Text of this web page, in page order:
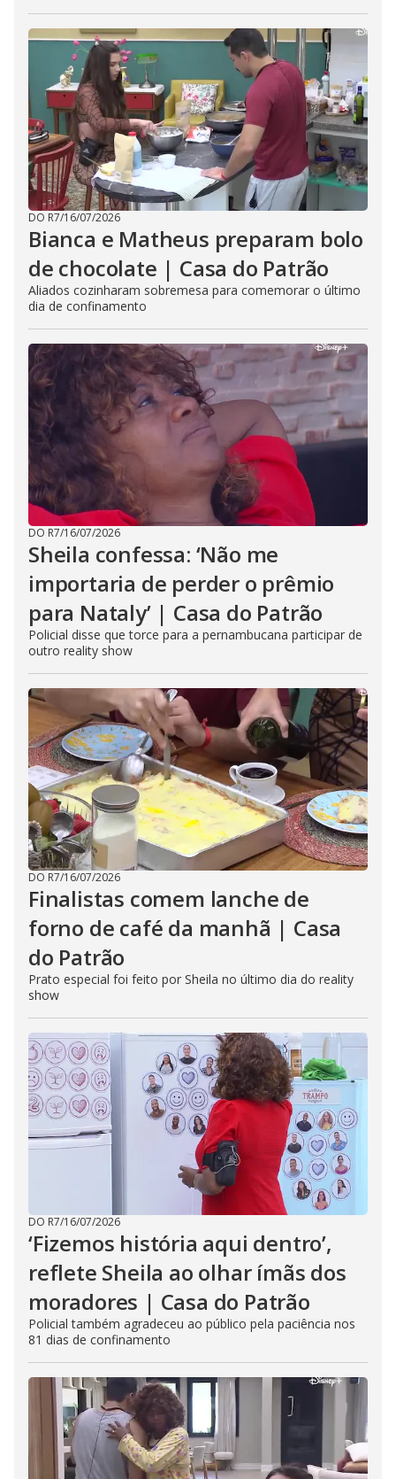
DO R7/16/07/2026
Bianca e Matheus preparam bolo
de chocolate | Casa do Patrão
Aliados cozinharam sobremesa para comemorar o último
dia de confinamento
DO R7/16/07/2026
Sheila confessa: ‘Não me
importaria de perder o prêmio
para Nataly’ | Casa do Patrão
Policial disse que torce para a pernambucana participar de
outro reality show
DO R7/16/07/2026
Finalistas comem lanche de
forno de café da manhã | Casa
do Patrão
Prato especial foi feito por Sheila no último dia do reality
show
DO R7/16/07/2026
‘Fizemos história aqui dentro’,
reflete Sheila ao olhar ímãs dos
moradores | Casa do Patrão
Policial também agradeceu ao público pela paciência nos
81 dias de confinamento